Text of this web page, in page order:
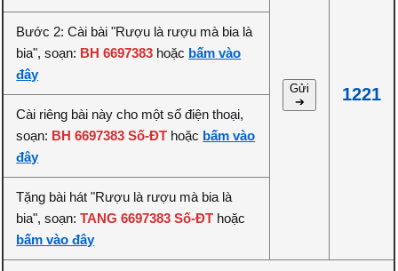
Gửi
➔
1221
Bước 2: Cài bài "Rượu là rượu mà bia là
bia", soạn: BH 6697383 hoặc bấm vào
đây
Cài riêng bài này cho một số điện thoại,
soạn: BH 6697383 Số-ĐT hoặc bấm vào
đây
Tặng bài hát "Rượu là rượu mà bia là
bia", soạn:TANG 6697383 Số-ĐT hoặc
bấm vào đây